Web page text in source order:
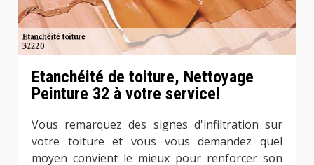
Etanchéité de toiture, Nettoyage
Peinture 32 à votre service!
Vous remarquez des signes d'infiltration sur
votre toiture et vous vous demandez quel
moyen convient le mieux pour renforcer son